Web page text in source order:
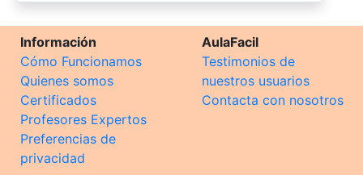
Información
Cómo Funcionamos
Quienes somos
Certificados
Profesores Expertos
Preferencias de
privacidad
AulaFacil
Testimonios de
nuestros usuarios
Contacta con nosotros